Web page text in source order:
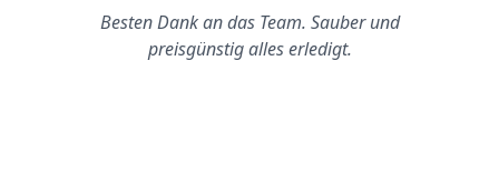
Besten Dank an das Team. Sauber und
preisgünstig alles erledigt.